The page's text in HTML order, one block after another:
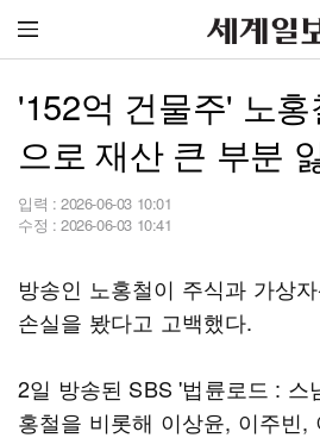
'152억 건물주' 노홍
으로 재산 큰 부분
입력 : 2026-06-03 10:01
수정 : 2026-06-03 10:41
방송인 노홍철이 주식과 가상
손실을 봤다고 고백했다.
2일 방송된 SBS '법륜로드 : 스
홍철을 비롯해 이상윤, 이주빈,